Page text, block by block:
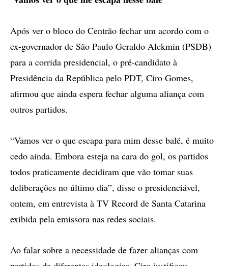
Após ver o bloco do Centrão fechar um acordo com o
ex-governador de São Paulo Geraldo Alckmin (PSDB)
para a corrida presidencial, o pré-candidato à
Presidência da República pelo PDT, Ciro Gomes,
afirmou que ainda espera fechar alguma aliança com
outros partidos.
“Vamos ver o que escapa para mim desse balé, é muito
cedo ainda. Embora esteja na cara do gol, os partidos
todos praticamente decidiram que vão tomar suas
deliberações no último dia”, disse o presidenciável,
ontem, em entrevista à TV Record de Santa Catarina
exibida pela emissora nas redes sociais.
Ao falar sobre a necessidade de fazer alianças com